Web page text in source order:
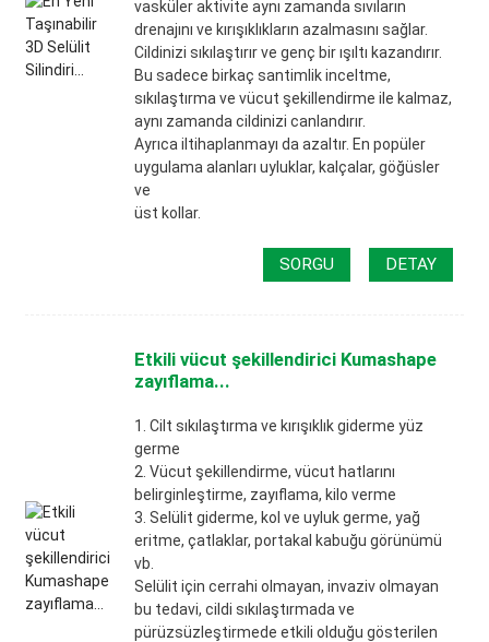
vasküler aktivite aynı zamanda sıvıların
drenajını ve kırışıklıkların azalmasını sağlar.
Cildinizi sıkılaştırır ve genç bir ışıltı kazandırır.
Bu sadece birkaç santimlik inceltme,
sıkılaştırma ve vücut şekillendirme ile kalmaz,
aynı zamanda cildinizi canlandırır.
Ayrıca iltihaplanmayı da azaltır. En popüler
uygulama alanları uyluklar, kalçalar, göğüsler
ve
üst kollar.
SORGU DETAY
Etkili vücut şekillendirici Kumashape
zayıflama...
1. Cilt sıkılaştırma ve kırışıklık giderme yüz
germe
2. Vücut şekillendirme, vücut hatlarını
belirginleştirme, zayıflama, kilo verme
3. Selülit giderme, kol ve uyluk germe, yağ
eritme, çatlaklar, portakal kabuğu görünümü
vb.
Selülit için cerrahi olmayan, invaziv olmayan
bu tedavi, cildi sıkılaştırmada ve
pürüzsüzleştirmede etkili olduğu gösterilen